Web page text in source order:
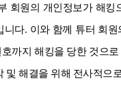
회원의 개인정보가 해
니다. 이와 함께 튜터 회
까지 해킹을 당한 것으
및 해결을 위해 전사적으